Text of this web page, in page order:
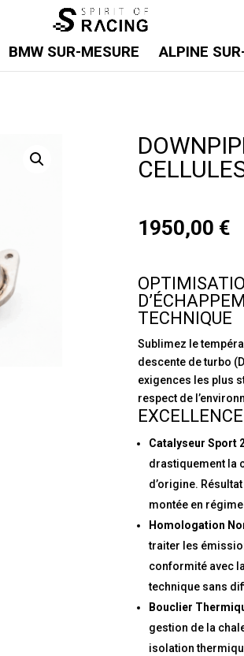
BMW SUR-MESURE ALPINE
1950,00 €
TECHNIQUE
Sublimez le
descente de turbo
exigences les plus
respect de
Catalyseur Sport
drastiquement la
d’origine.
montée en
Homologation
traiter les
conformité avec
technique sans
Bouclier
gestion de la
isolation